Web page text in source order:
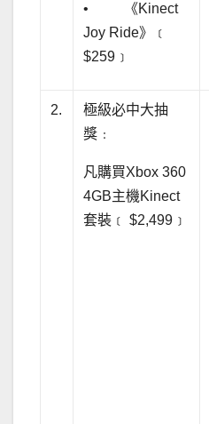
• 《Kinect
Joy Ride》﹝
$259﹞
2.
極級必中大抽
獎﹕
凡購買Xbox 360
4GB主機Kinect
套裝﹝ $2,499﹞